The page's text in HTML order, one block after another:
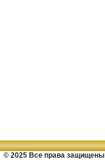
© 2025 Все права защищены